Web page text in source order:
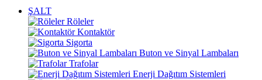
ŞALT
Röleler
Kontaktör
Sigorta
Buton ve Sinyal Lambaları
Trafolar
Enerji Dağıtım Sistemleri